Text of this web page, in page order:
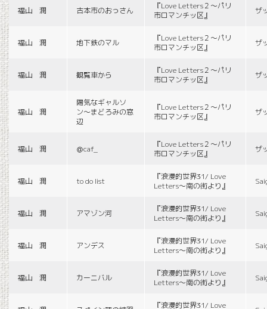
福山 潤 古本市のおっさん
『Love Letters２〜パリ
市ロマンチッ区』
ザ
福山 潤 地下鉄のマル
『Love Letters２〜パリ
市ロマンチッ区』
ザ
福山 潤 観覧車から
『Love Letters２〜パリ
市ロマンチッ区』
ザ
福山 潤
陽気なギャルソ
ン〜まどろみの窓
辺
『Love Letters２〜パリ
市ロマンチッ区』
ザ
福山 潤 ＠caf_
『Love Letters２〜パリ
市ロマンチッ区』
ザ
福山 潤 to do list
『浪漫的世界31/ Love
Letters〜南の街より』
福山 潤 アマゾン河
『浪漫的世界31/ Love
Letters〜南の街より』
福山 潤 アンデス
『浪漫的世界31/ Love
Letters〜南の街より』
福山 潤 カーニバル
『浪漫的世界31/ Love
Letters〜南の街より』
『浪漫的世界31/ Love